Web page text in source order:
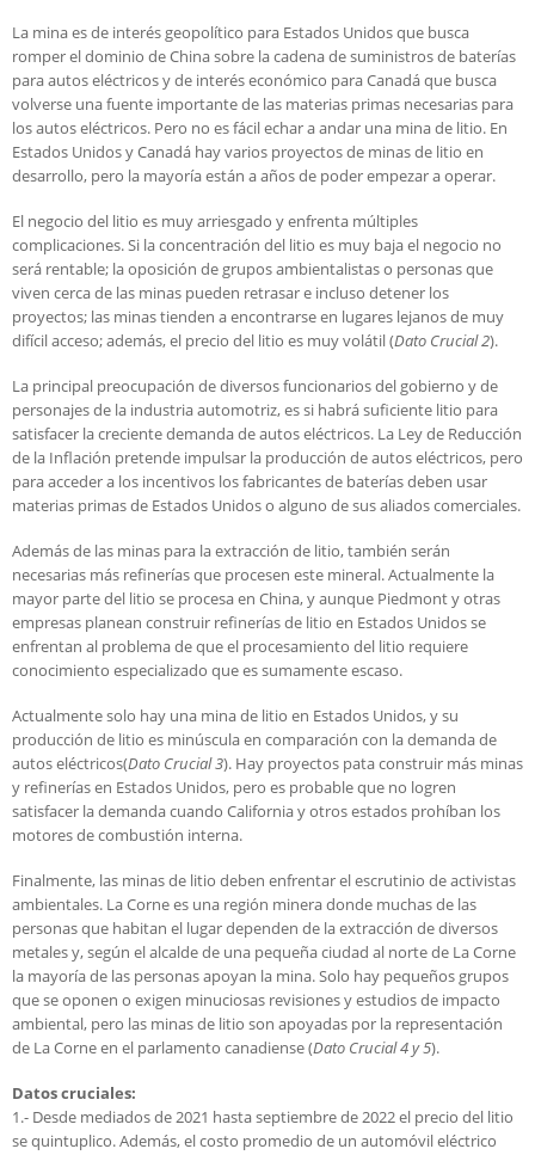
La mina es de interés geopolítico para Estados Unidos que busca
romper el dominio de China sobre la cadena de suministros de baterías
para autos eléctricos y de interés económico para Canadá que busca
volverse una fuente importante de las materias primas necesarias para
los autos eléctricos. Pero no es fácil echar a andar una mina de litio. En
Estados Unidos y Canadá hay varios proyectos de minas de litio en
desarrollo, pero la mayoría están a años de poder empezar a operar.
El negocio del litio es muy arriesgado y enfrenta múltiples
complicaciones. Si la concentración del litio es muy baja el negocio no
será rentable; la oposición de grupos ambientalistas o personas que
viven cerca de las minas pueden retrasar e incluso detener los
proyectos; las minas tienden a encontrarse en lugares lejanos de muy
difícil acceso; además, el precio del litio es muy volátil (Dato Crucial 2).
La principal preocupación de diversos funcionarios del gobierno y de
personajes de la industria automotriz, es si habrá suficiente litio para
satisfacer la creciente demanda de autos eléctricos. La Ley de Reducción
de la Inflación pretende impulsar la producción de autos eléctricos, pero
para acceder a los incentivos los fabricantes de baterías deben usar
materias primas de Estados Unidos o alguno de sus aliados comerciales.
Además de las minas para la extracción de litio, también serán
necesarias más refinerías que procesen este mineral. Actualmente la
mayor parte del litio se procesa en China, y aunque Piedmont y otras
empresas planean construir refinerías de litio en Estados Unidos se
enfrentan al problema de que el procesamiento del litio requiere
conocimiento especializado que es sumamente escaso.
Actualmente solo hay una mina de litio en Estados Unidos, y su
producción de litio es minúscula en comparación con la demanda de
autos eléctricos(Dato Crucial 3). Hay proyectos pata construir más minas
y refinerías en Estados Unidos, pero es probable que no logren
satisfacer la demanda cuando California y otros estados prohíban los
motores de combustión interna.
Finalmente, las minas de litio deben enfrentar el escrutinio de activistas
ambientales. La Corne es una región minera donde muchas de las
personas que habitan el lugar dependen de la extracción de diversos
metales y, según el alcalde de una pequeña ciudad al norte de La Corne
la mayoría de las personas apoyan la mina. Solo hay pequeños grupos
que se oponen o exigen minuciosas revisiones y estudios de impacto
ambiental, pero las minas de litio son apoyadas por la representación
de La Corne en el parlamento canadiense (Dato Crucial 4 y 5).
Datos cruciales:
1.- Desde mediados de 2021 hasta septiembre de 2022 el precio del litio
se quintuplico. Además, el costo promedio de un automóvil eléctrico